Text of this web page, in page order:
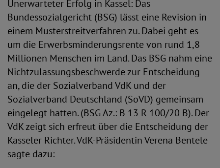
Unerwarteter Erfolg in Kassel: Das
Bundessozialgericht (BSG) lässt eine Revision in
einem Musterstreitverfahren zu. Dabei geht es
um die Erwerbsminderungsrente von rund 1,8
Millionen Menschen im Land. Das BSG nahm eine
Nichtzulassungsbeschwerde zur Entscheidung
an, die der Sozialverband VdK und der
Sozialverband Deutschland (SoVD) gemeinsam
eingelegt hatten. (BSG Az.: B 13 R 100/20 B). Der
VdK zeigt sich erfreut über die Entscheidung der
Kasseler Richter. VdK-Präsidentin Verena Bentele
sagte dazu: